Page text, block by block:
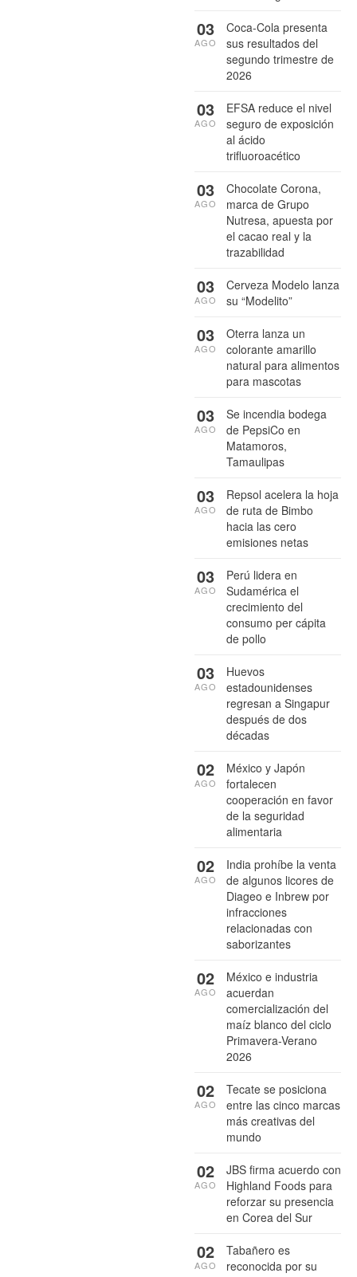
Coca-Cola presenta
sus resultados del
segundo trimestre de
2026
03
AGO
EFSA reduce el nivel
seguro de exposición
al ácido
trifluoroacético
03
AGO
Chocolate Corona,
marca de Grupo
Nutresa, apuesta por
el cacao real y la
trazabilidad
03
AGO
Cerveza Modelo lanza
su “Modelito”
03
AGO
Oterra lanza un
colorante amarillo
natural para alimentos
para mascotas
03
AGO
Se incendia bodega
de PepsiCo en
Matamoros,
Tamaulipas
03
AGO
Repsol acelera la hoja
de ruta de Bimbo
hacia las cero
emisiones netas
03
AGO
Perú lidera en
Sudamérica el
crecimiento del
consumo per cápita
de pollo
03
AGO
Huevos
estadounidenses
regresan a Singapur
después de dos
décadas
03
AGO
México y Japón
fortalecen
cooperación en favor
de la seguridad
alimentaria
02
AGO
India prohíbe la venta
de algunos licores de
Diageo e Inbrew por
infracciones
relacionadas con
saborizantes
02
AGO
México e industria
acuerdan
comercialización del
maíz blanco del ciclo
Primavera-Verano
2026
02
AGO
Tecate se posiciona
entre las cinco marcas
más creativas del
mundo
02
AGO
JBS firma acuerdo con
Highland Foods para
reforzar su presencia
en Corea del Sur
02
AGO
Tabañero es
reconocida por su
02
AGO